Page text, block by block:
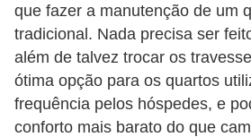
que fazer a manutenção de um
tradicional. Nada precisa ser
além de talvez trocar os
ótima opção para os quartos
frequência pelos hóspedes, e
conforto mais barato do que